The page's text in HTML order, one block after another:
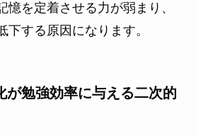
憶を定着させる力が弱まり、
下する原因になります。
が勉強効率に与える二次的